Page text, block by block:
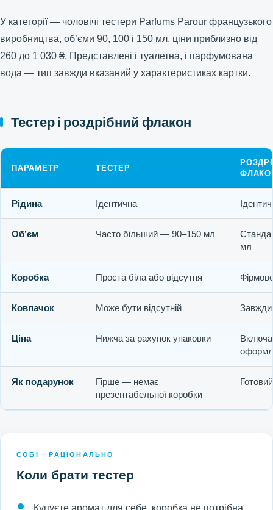
У категорії — чоловічі тестери Parfums Parour французького
виробництва, об’єми 90, 100 і 150 мл, ціни приблизно від
260 до 1 030 ₴. Представлені і туалетна, і парфумована
вода — тип завжди вказаний у характеристиках картки.
Тестер і роздрібний флакон
ПАРАМЕТР ТЕСТЕР
Рідина Ідентична
Об’єм Часто більший — 90–150 мл
мл
Коробка Проста біла або відсутня
Ковпачок Може бути відсутній Завжди
Ціна Нижча за рахунок упаковки
Як подарунок
Гірше — немає
презентабельної коробки
СОБІ · РАЦІОНАЛЬНО
Коли брати тестер
Купуєте аромат для себе, коробка не потрібна